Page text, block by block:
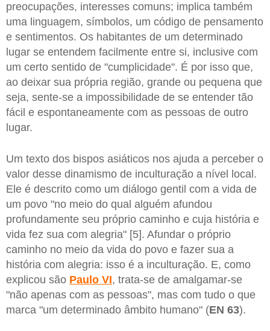
preocupações, interesses comuns; implica também
uma linguagem, símbolos, um código de pensamento
e sentimentos. Os habitantes de um determinado
lugar se entendem facilmente entre si, inclusive com
um certo sentido de "cumplicidade". É por isso que,
ao deixar sua própria região, grande ou pequena que
seja, sente-se a impossibilidade de se entender tão
fácil e espontaneamente com as pessoas de outro
lugar.
Um texto dos bispos asiáticos nos ajuda a perceber o
valor desse dinamismo de inculturação a nível local.
Ele é descrito como um diálogo gentil com a vida de
um povo "no meio do qual alguém afundou
profundamente seu próprio caminho e cuja história e
vida fez sua com alegria" [5]. Afundar o próprio
caminho no meio da vida do povo e fazer sua a
história com alegria: isso é a inculturação. E, como
explicou são Paulo VI, trata-se de amalgamar-se
"não apenas com as pessoas", mas com tudo o que
marca "um determinado âmbito humano" (EN 63).